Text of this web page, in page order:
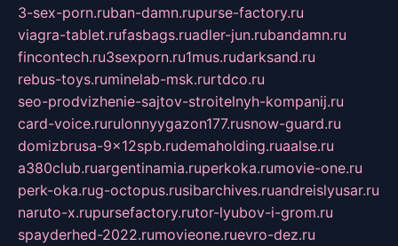
3-sex-porn.ruban-damn.rupurse-factory.ru
viagra-tablet.rufasbags.ruadler-jun.rubandamn.ru
fincontech.ru3sexporn.ru1mus.rudarksand.ru
rebus-toys.ruminelab-msk.rurtdco.ru
seo-prodvizhenie-sajtov-stroitelnyh-kompanij.ru
card-voice.rurulonnyygazon177.rusnow-guard.ru
domizbrusa-9x12spb.rudemaholding.ruaalse.ru
a380club.ruargentinamia.ruperkoka.rumovie-one.ru
perk-oka.rug-octopus.rusibarchives.ruandreislyusar.ru
naruto-x.rupursefactory.rutor-lyubov-i-grom.ru
spayderhed-2022.rumovieone.ruevro-dez.ru